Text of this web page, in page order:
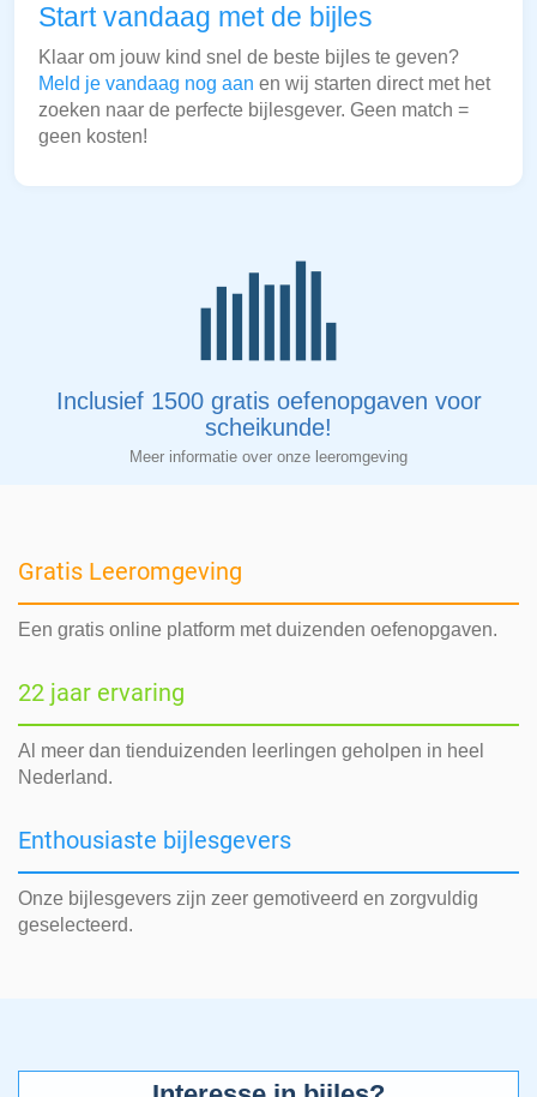
Start vandaag met de bijles
Klaar om jouw kind snel de beste bijles te geven?
Meld je vandaag nog aan en wij starten direct met het
zoeken naar de perfecte bijlesgever. Geen match =
geen kosten!
Inclusief 1500 gratis oefenopgaven voor
scheikunde!
Meer informatie over onze leeromgeving
Gratis Leeromgeving
Een gratis online platform met duizenden oefenopgaven.
22 jaar ervaring
Al meer dan tienduizenden leerlingen geholpen in heel
Nederland.
Enthousiaste bijlesgevers
Onze bijlesgevers zijn zeer gemotiveerd en zorgvuldig
geselecteerd.